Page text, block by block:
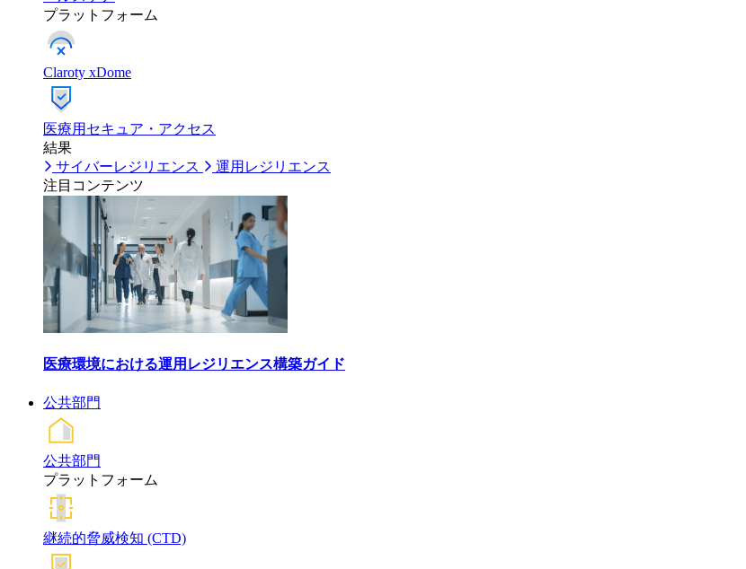
プラットフォーム
Claroty xDome
医療用セキュア・アクセス
結果
サイバーレジリエンス
運用レジリエンス
注目コンテンツ
医療環境における運用レジリエンス構築ガイド
公共部門
公共部門
プラットフォーム
継続的脅威検知 (CTD)